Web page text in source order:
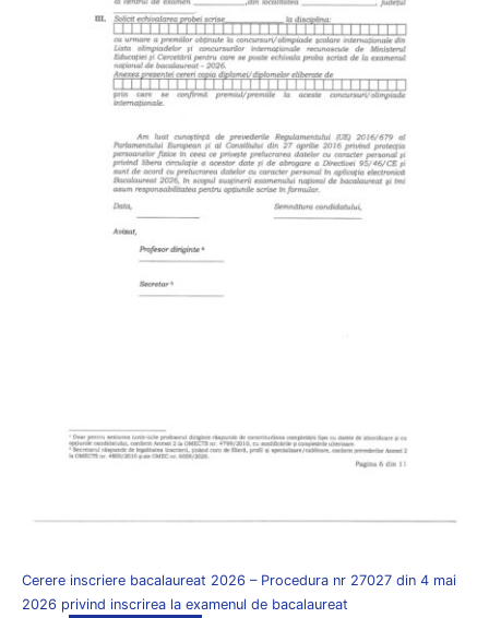
Cerere inscriere bacalaureat 2026 – Procedura nr 27027 din 4 mai
2026 privind inscrirea la examenul de bacalaureat